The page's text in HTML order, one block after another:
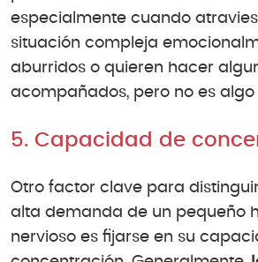
especialmente cuando
situación compleja
aburridos o quieren hacer
acompañados, pero no es algo
5. Capacidad de
Otro factor clave para
alta demanda de un pequeño
nervioso es fijarse en su